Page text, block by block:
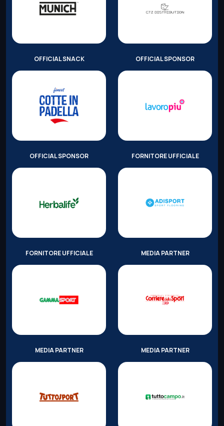
OFFICIAL SNACK OFFICIAL SPONSOR
OFFICIAL SPONSOR FORNITORE UFFICIALE
FORNITORE UFFICIALE MEDIA PARTNER
MEDIA PARTNER MEDIA PARTNER